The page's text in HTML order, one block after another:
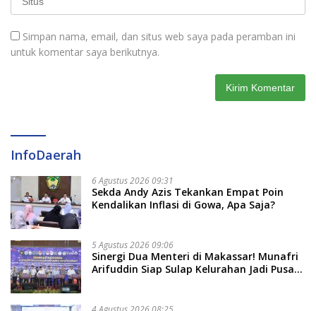
Simpan nama, email, dan situs web saya pada peramban ini
untuk komentar saya berikutnya.
InfoDaerah
6 Agustus 2026 09:31
Sekda Andy Azis Tekankan Empat Poin
Kendalikan Inflasi di Gowa, Apa Saja?
5 Agustus 2026 09:06
Sinergi Dua Menteri di Makassar! Munafri
Arifuddin Siap Sulap Kelurahan Jadi Pusat